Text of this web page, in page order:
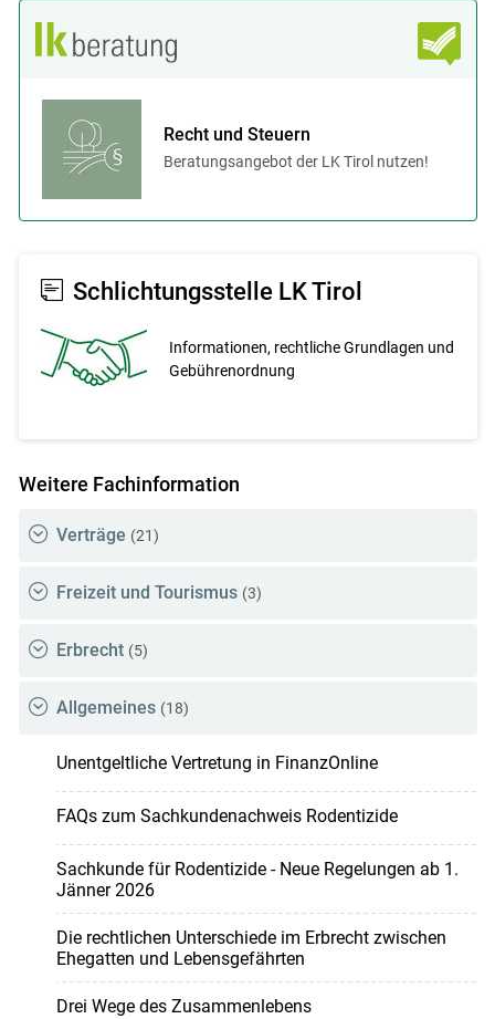
Recht und Steuern
Beratungsangebot der LK Tirol nutzen!
Schlichtungsstelle LK Tirol
Informationen, recht­liche Grundlagen und
Gebührenordnung
Weitere Fachinformation
Verträge (21)
Freizeit und Tourismus (3)
Erbrecht (5)
Allgemeines (18)
Unentgeltliche Vertretung in FinanzOnline
FAQs zum Sachkundenachweis Rodentizide
Sachkunde für Rodentizide - Neue Regelungen ab 1.
Jänner 2026
Die rechtlichen Unterschiede im Erbrecht zwischen
Ehegatten und Lebensgefährten
Drei Wege des Zusammenlebens